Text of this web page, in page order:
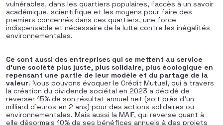
vulnérables, dans les quartiers populaires, l’accès à un savoir
académique, scientifique et les moyens pour faire des
premiers concernés dans ces quartiers, une force
indispensable et nécessaire de la lutte contre les inégalités
environnementales.
Ce sont aussi des entreprises qui se mettent au service
d’une société plus juste, plus solidaire, plus écologique en
repensant une partie de leur modèle et du partage de la
valeur. Nous pouvons évoquer le Crédit Mutuel, qui à travers
la création du dividende sociétal en 2023 a décidé de
reverser 15% de son résultat annuel net (soit près d’un
milliard d’euros en 2 ans) pour des actions solidaires ou
environnementales. Mais aussi la MAIF, qui reverse quant à
elle désormais 10% de ses bénéfices annuels à des projets